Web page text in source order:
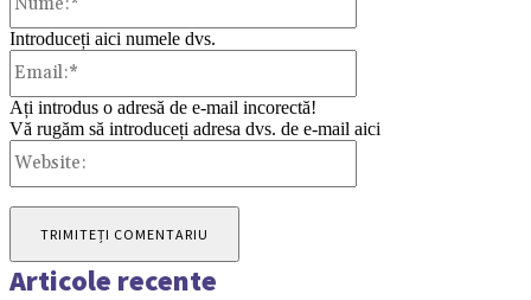
Introduceți aici numele dvs.
Ați introdus o adresă de e-mail incorectă!
Vă rugăm să introduceți adresa dvs. de e-mail aici
Articole recente